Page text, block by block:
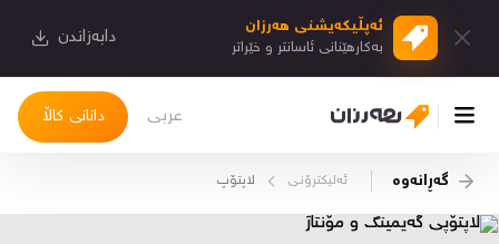
ئەپڵیكەیشنی هەرزان
بەكارهێنانی ئاسانتر و خێراتر دابەزاندن
دانانی کاڵا عربی
گەڕانەوە ئەلیکترۆنـی لاپتۆپ